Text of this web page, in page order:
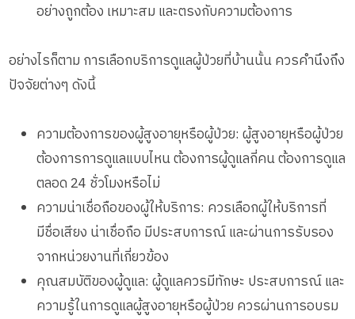
อย่างถูกต้อง เหมาะสม และตรงกับความต้องการ
อย่างไรก็ตาม การเลือกบริการดูแลผู้ป่วยที่บ้านนั้น ควรคำนึงถึง
ปัจจัยต่างๆ ดังนี้
ความต้องการของผู้สูงอายุหรือผู้ป่วย: ผู้สูงอายุหรือผู้ป่วย
ต้องการการดูแลแบบไหน ต้องการผู้ดูแลกี่คน ต้องการดูแล
ตลอด 24 ชั่วโมงหรือไม่
ความน่าเชื่อถือของผู้ให้บริการ: ควรเลือกผู้ให้บริการที่
มีชื่อเสียง น่าเชื่อถือ มีประสบการณ์ และผ่านการรับรอง
จากหน่วยงานที่เกี่ยวข้อง
คุณสมบัติของผู้ดูแล: ผู้ดูแลควรมีทักษะ ประสบการณ์ และ
ความรู้ในการดูแลผู้สูงอายุหรือผู้ป่วย ควรผ่านการอบรม